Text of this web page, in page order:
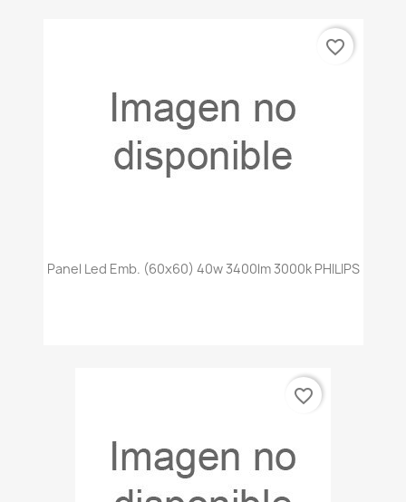
Panel Led Emb. (60x60) 40w 3400lm 3000k PHILIPS
favorite_border
favorite_border